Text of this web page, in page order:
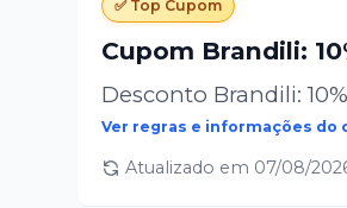
✅ Top Cupom
Cupom Brandili:
Desconto Brandili:
Ver regras e informações do
Atualizado em 07/08/